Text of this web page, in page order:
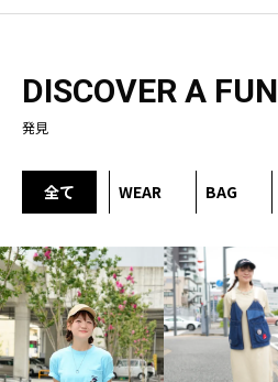
DISCOVER A FUN
発見
全て WEAR BAG